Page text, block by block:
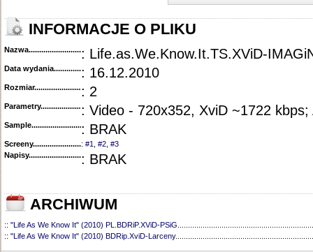
INFORMACJE O PLIKU
Nazwa.............................................: Life.as.We.Know.It.TS.XViD-
Data wydania......................................
: 16.12.2010
Rozmiar...........................................
: 2
Parametry.........................................: Video - 720x352, XviD ~1722
Sample............................................
: BRAK
Screeny...........................................
: #1 #2 #3
Napisy............................................
: BRAK
ARCHIWUM
:: "Life As We Know It" (2010) PL.BDRiP.XViD-PSiG
:: "Life As We Know It" (2010) BDRip.XviD-Larceny